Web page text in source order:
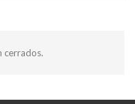
cerrados.